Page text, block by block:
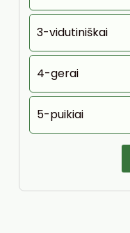
3-vidutiniškai
4-gerai
5-puikiai